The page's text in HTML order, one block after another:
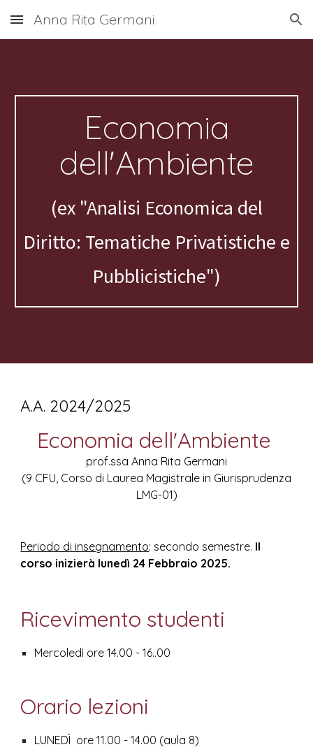
Skip to main content Skip to navigation
Anna Rita Germani
Economia
dell'Ambiente
(ex "Analisi Economica del
Diritto: Tematiche Privatistiche e
Pubblicistiche")
A.A. 2024/2025
Economia dell'Ambiente
prof.ssa Anna Rita Germani
(9 CFU, Corso di Laurea Magistrale in Giurisprudenza
LMG-01)
Periodo di insegnamento: secondo semestre. Il
corso inizierà lunedì 24 Febbraio 2025.
Ricevimento studenti
Mercoledì ore 14.00 - 16..00
Orario lezioni
LUNEDÌ ore 11.00 - 14.00 (aula 8)